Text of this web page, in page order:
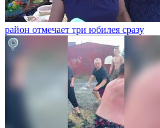
район отмечает три юбилея сразу